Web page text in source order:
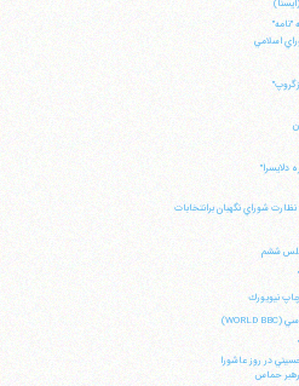
منتظری
آیت‌الله منتظری
بلوار شهید محمّد منتظری، كوچه
3713744381
37740015-